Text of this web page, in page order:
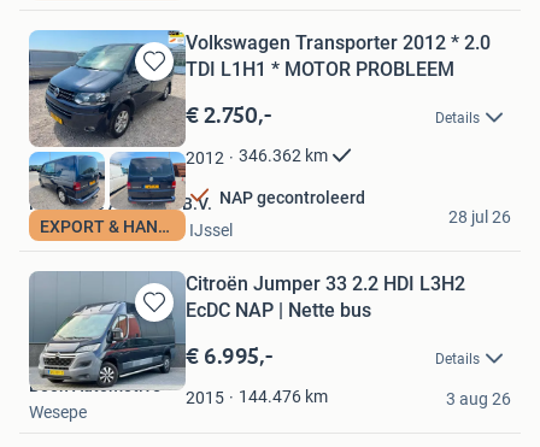
Bewaren
in
Mijn
Favorieten
EXPORT & HANDEL
Volkswagen Transporter 2012 * 2.0
TDI L1H1 * MOTOR PROBLEEM
€ 2.750,- Details
2012 346.362 km
NAP gecontroleerd
Nationale Autopark B.V.
Nieuwerkerk aan den IJssel
28 jul 26
Bewaren
in
Mijn
Favorieten
Citroën Jumper 33 2.2 HDI L3H2
EcDC NAP | Nette bus
€ 6.995,- Details
2015 144.476 km
Boon Automotive
Wesepe
3 aug 26